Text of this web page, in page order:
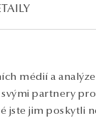
médií a
partnery
jim poskytli